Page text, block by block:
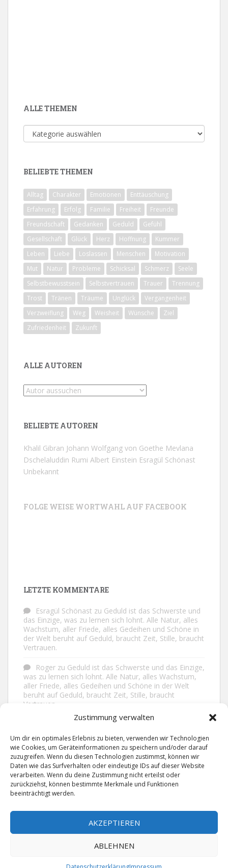
Zustimmung verwalten
Um dir ein optimales Erlebnis zu bieten, verwenden wir Technologien
wie Cookies, um Geräteinformationen zu speichern und/oder darauf
zuzugreifen. Wenn du diesen Technologien zustimmst, können wir
Daten wie das Surfverhalten oder eindeutige IDs auf dieser Website
verarbeiten. Wenn du deine Zustimmung nicht erteilst oder
zurückziehst, können bestimmte Merkmale und Funktionen
beeinträchtigt werden.
AKZEPTIEREN
ABLEHNEN
ALLE THEMEN
Alle
Themen
BELIEBTE THEMEN
Alltag Charakter Emotionen
Enttäuschung
Erfahrung
Erfolg Familie Freiheit
Freunde
Freundschaft
Gedanken Geduld
Gefühl
Gesellschaft
Glück Herz Hoffnung
Kummer
Leben
Liebe Loslassen Menschen
Motivation
Mut
Natur Probleme Schicksal Schmerz
Seele
Selbstbewusstsein
Selbstvertrauen Trauer
Trennung
Trost
Tränen Träume Unglück
Vergangenheit
Verzweiflung
Weg Weisheit Wünsche
Ziel
Zufriedenheit
Zukunft
ALLE AUTOREN
BELIEBTE AUTOREN
Khalil Gibran Johann Wolfgang von Goethe Mevlana
Dschelaluddin Rumi Albert Einstein Esragül Schönast
Unbekannt
FOLGE WEISE WORTWAHL AUF FACEBOOK
LETZTE KOMMENTARE
Esragül Schönast zu Geduld ist das Schwerste und
das Einzige, was zu lernen sich lohnt. Alle Natur, alles
Wachstum, aller Friede, alles Gedeihen und Schöne in
der Welt beruht auf Geduld, braucht Zeit, Stille, braucht
Vertrauen.
Roger zu Geduld ist das Schwerste und das Einzige,
was zu lernen sich lohnt. Alle Natur, alles Wachstum,
aller Friede, alles Gedeihen und Schöne in der Welt
beruht auf Geduld, braucht Zeit, Stille, braucht
Vertrauen.
Nichts in unserem Leben
GridzuMan lebt ruhiger, wenn man nicht alles
sagt, was man weiß, nicht alles glaubt, was man hört
und über den Rest einfach nur lächelt.
DATENSCHUTZERKLÄRUNG